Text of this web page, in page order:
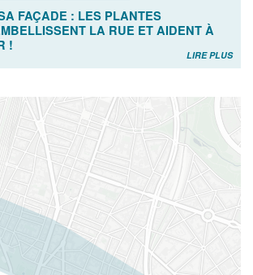
FAÇADE : LES PLANTES
LA RUE ET AIDENT À
!
LIRE PLUS